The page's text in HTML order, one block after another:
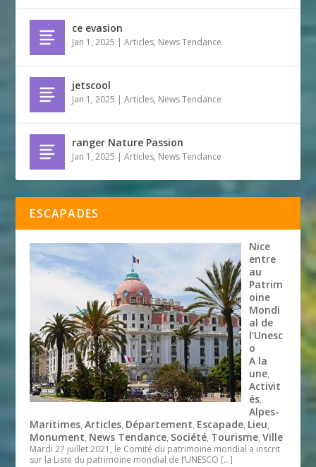
ce evasion
Jan 1, 2025 |Articles, News Tendance
jetscool
Jan 1, 2025 |Articles, News Tendance
ranger Nature Passion
Jan 1, 2025 |Articles, News Tendance
ESCAPADES
Nice
entre
au
Patrim
oine
Mondi
al de
l’Unesc
o
A la
une,
Activit
és,
Alpes-
Maritimes,Articles, Département, Escapade, Lieu,
Monument, News Tendance, Société, Tourisme,Ville
Mardi 27 juillet 2021, le Comité du patrimoine mondial a inscrit
sur la Liste du patrimoine mondial de l’UNESCO […]